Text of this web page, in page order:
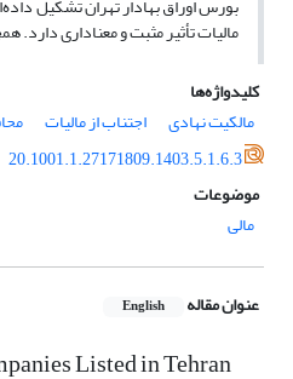
مالیات تأثیر مثبت و معناداری
کلیدواژه‌ها
مالکیت نهادی
اجتناب از مالیات
20.1001.1.27171809.1403.5.1.6.3
موضوعات
مالی
عنوان مقاله English
Listed in Tehran